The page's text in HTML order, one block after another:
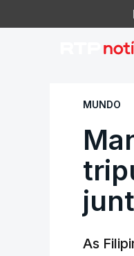
MUNDO
As